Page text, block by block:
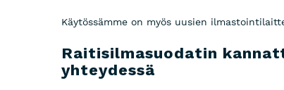
Käytössämme on myös uusien
Raitisilmasuodatin
yhteydessä